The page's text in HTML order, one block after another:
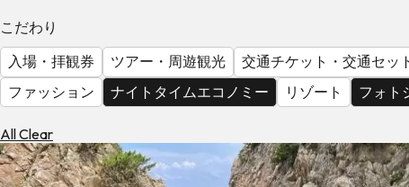
べ
る
天
気
を
見
こだわり
入場・拝観券
ツアー・周遊観光 交通チケット・交通セッ
ファッション
ナイトタイムエコノミー リゾート フォト
All Clear